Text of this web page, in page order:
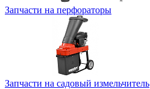
Запчасти на перфораторы
Запчасти на садовый измельчитель